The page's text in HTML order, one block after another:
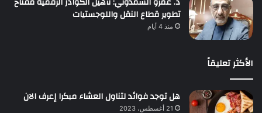
تطوير قطاع النقل واللوجستيات
منذ 4 أيام
الأكثر تعليقاً
هل توجد فوائد لتناول العشاء مبكرا إعرف الان
21 أغسطس، 2023